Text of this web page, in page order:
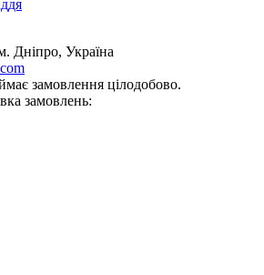
Дніпро, Україна
замовлення цілодобово.
замовлень: